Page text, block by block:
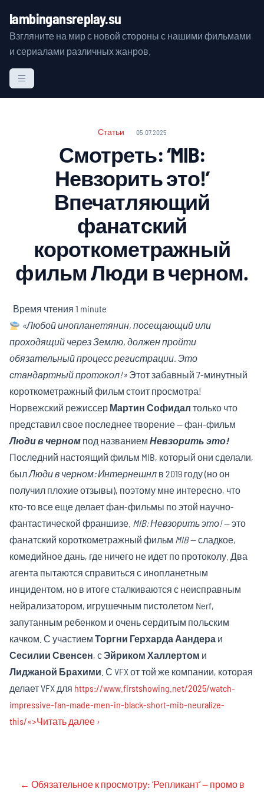
c
lambingansreplay.su
Взгляните на мир с новой стороны с нашими фильмами
и сериалами различных жанров.
Статьи 05.07.2025
Смотреть: ‘MIB:
Невзорить это!’
Впечатляющий
фанатский
короткометражный
фильм Люди в черном.
Время чтения 1 minute
«Любой инопланетянин, посещающий или
проходящий через Землю, должен пройти
обязательный процесс регистрации. Это
стандартный протокол!» Этот забавный 7-минутный
короткометражный фильм стоит просмотра!
Норвежский режиссер Мартин Софидал только что
представил свое последнее творение — фан-фильм
Люди в черном под названием Невзорить это!
Последний настоящий фильм MIB, который они сделали,
былЛюди в черном: Интернешнл в 2019 году (но он
получил плохие отзывы), поэтому мне интересно, что
кто-то все еще делает фан-фильмы по этой научно-
фантастической франшизе. MIB: Невзорить это!— это
фанатский короткометражный фильм MIB— сладкое,
комедийное дань, где ничего не идет по протоколу. Два
агента пытаются справиться с инопланетным
инцидентом, но в итоге сталкиваются с неисправным
нейрализатором, игрушечным пистолетом Nerf,
запутанным ребенком и очень сердитым польским
качком. С участием Торгни Герхарда Аандера и
Сесилии Свенсен, сЭйриком Халлертом и
Лиджаной Брахими . С VFX от той же компании, которая
делает VFX для https://www.firstshowing.net/2025/watch-
impressive-fan-made-men-in-black-short-mib-neuralize-
this/«>Читать далее ›
← Обязательное к просмотру: ‘Репликант’ — промо в